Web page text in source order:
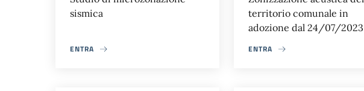
sismica
ENTRA
territorio comunale in
adozione dal 24/07/2023
ENTRA